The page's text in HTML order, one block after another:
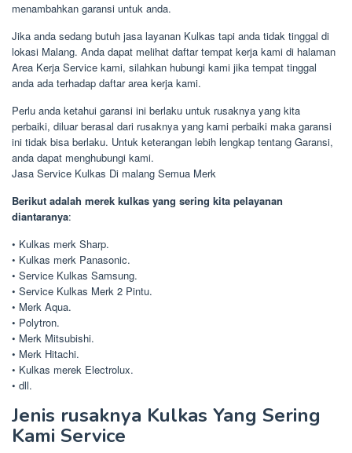
menambahkan garansi untuk anda.
Jika anda sedang butuh jasa layanan Kulkas tapi anda tidak tinggal di
lokasi Malang. Anda dapat melihat daftar tempat kerja kami di halaman
Area Kerja Service kami, silahkan hubungi kami jika tempat tinggal
anda ada terhadap daftar area kerja kami.
Perlu anda ketahui garansi ini berlaku untuk rusaknya yang kita
perbaiki, diluar berasal dari rusaknya yang kami perbaiki maka garansi
ini tidak bisa berlaku. Untuk keterangan lebih lengkap tentang Garansi,
anda dapat menghubungi kami.
Jasa Service Kulkas Di malang Semua Merk
Berikut adalah merek kulkas yang sering kita pelayanan
diantaranya:
• Kulkas merk Sharp.
• Kulkas merk Panasonic.
• Service Kulkas Samsung.
• Service Kulkas Merk 2 Pintu.
• Merk Aqua.
• Polytron.
• Merk Mitsubishi.
• Merk Hitachi.
• Kulkas merek Electrolux.
• dll.
Jenis rusaknya Kulkas Yang Sering
Kami Service